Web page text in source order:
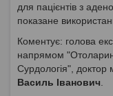
для пацієнтів з
показане
Коментує: голова
напрямом
Сурдологія",
Василь Іванович